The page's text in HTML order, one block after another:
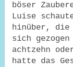
böser
Luise
hinüber, die
sich
achtzehn
hatte das